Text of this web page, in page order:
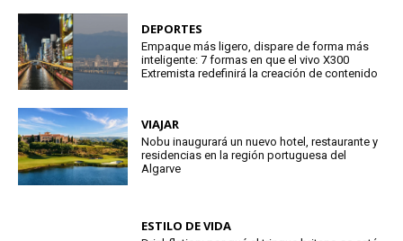
DEPORTES
Empaque más ligero, dispare de forma más
inteligente: 7 formas en que el vivo X300
Extremista redefinirá la creación de contenido
VIAJAR
Nobu inaugurará un nuevo hotel, restaurante y
residencias en la región portuguesa del
Algarve
ESTILO DE VIDA